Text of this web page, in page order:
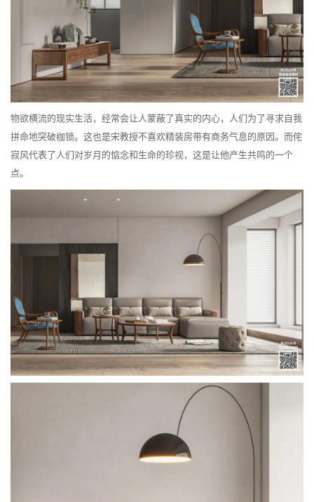
物欲横流的现实生活，经常会让人蒙蔽了真实的内心，人们为了寻求自我
拼命地突破枷锁。这也是宋教授不喜欢精装房带有商务气息的原因。而侘
寂风代表了人们对岁月的惦念和生命的珍视，这是让他产生共鸣的一个
点。